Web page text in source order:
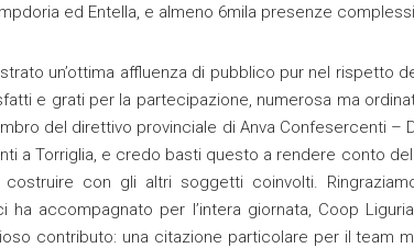
ed Entella, e almeno 6mila presenze
un’ottima affluenza di pubblico pur nel rispetto
e grati per la partecipazione, numerosa ma
del direttivo provinciale di Anva Confesercenti –
a Torriglia, e credo basti questo a rendere conto
con gli altri soggetti coinvolti.
ha accompagnato per l’intera giornata, Coop
contributo: una citazione particolare per il team